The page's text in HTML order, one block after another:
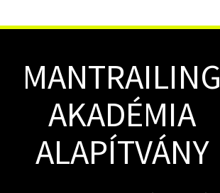
MANTRAILING
AKADÉMIA
ALAPÍTVÁNY